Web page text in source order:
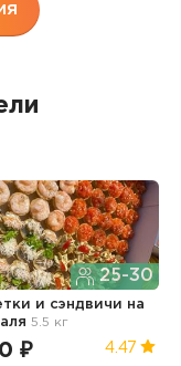
25-30
и сэндвичи на
5.5 кг
₽ 4.47